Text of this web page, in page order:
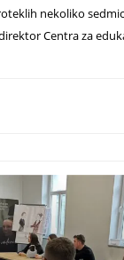
nekoliko
Centra za